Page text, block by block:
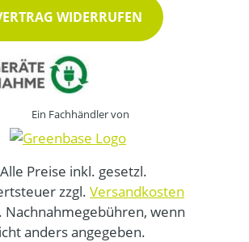
WIDERRUFEN
Ein Fachhändler von
Preise inkl. gesetzl.
zzgl. Versandkosten
Nachnahmegebühren, wenn
anders angegeben.